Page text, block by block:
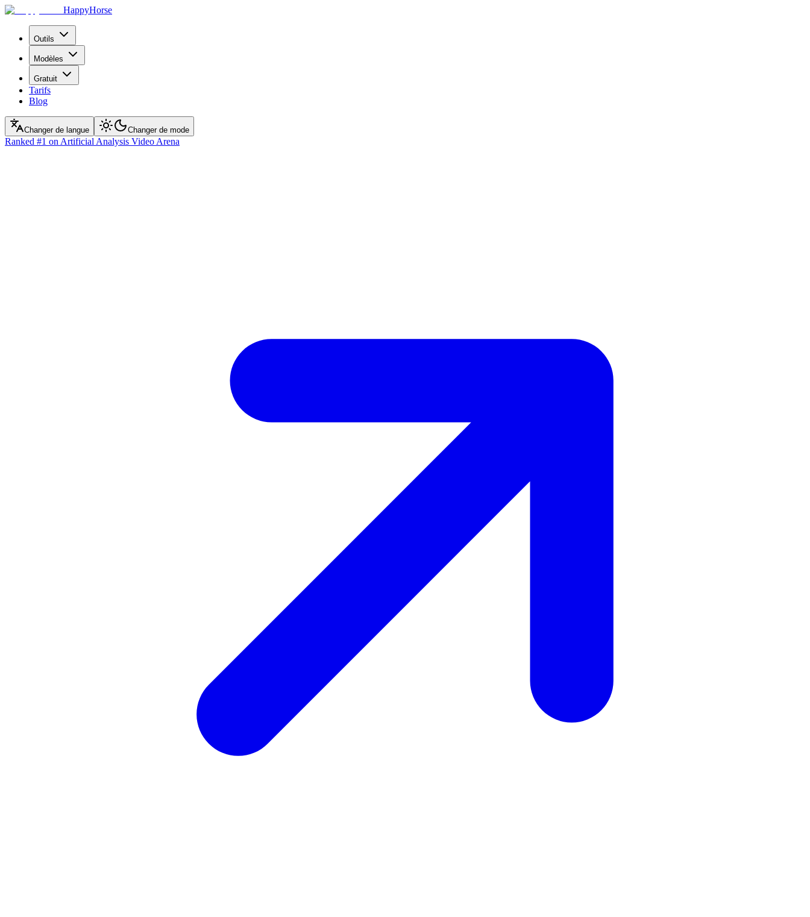
HappyHorse
Outils
Modèles
Gratuit
Tarifs
Blog
Changer de langue Changer de mode
Ranked #1 on Artificial Analysis Video Arena